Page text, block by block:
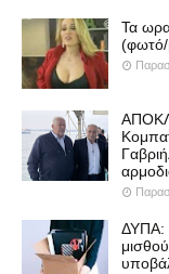
Τα
(φωτό/
ΔΥΠΑ: